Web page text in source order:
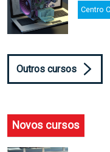
Centro
Outros cursos
Novos cursos